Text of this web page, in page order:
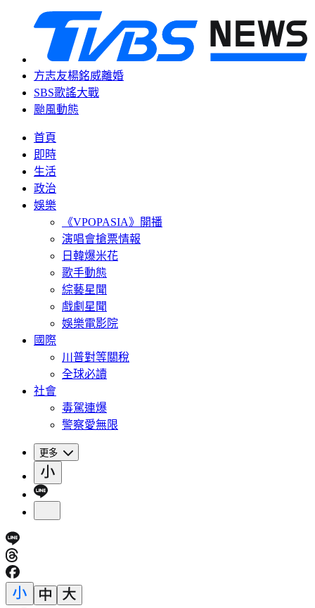
方志友楊銘威離婚
SBS歌謠大戰
颱風動態
首頁
即時
生活
政治
娛樂
《VPOPASIA》開播
演唱會搶票情報
日韓爆米花
歌手動態
綜藝星聞
戲劇星聞
娛樂電影院
國際
川普對等關稅
全球必讀
社會
毒駕連爆
警察愛無限
更多